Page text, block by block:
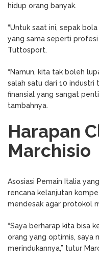
hidup orang banyak.
“Untuk saat ini, sepak
yang sama seperti profesi
Tuttosport.
“Namun, kita tak boleh
salah satu dari 10 industri
finansial yang sangat
tambahnya.
Harapan
Marchisio
Asosiasi Pemain Italia
rencana kelanjutan
mendesak agar protokol
“Saya berharap kita bisa
orang yang optimis, saya
merindukannya,” tutur